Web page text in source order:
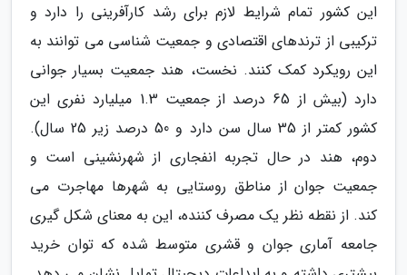
این کشور تمام شرایط لازم برای رشد کارآفرینی را دارد و
ترکیبی از ترندهای اقتصادی و جمعیت شناسی می توانند به
این رویکرد کمک کنند. نخست، هند جمعیت بسیار جوانی
دارد (بیش از 65 درصد از جمعیت 1.3 میلیارد نفری این
کشور کمتر از 35 سال سن دارد و 50 درصد زیر 25 سال).
دوم، هند در حال تجربه انفجاری از شهرنشینی است و
جمعیت جوان از مناطق روستایی به شهرها مهاجرت می
کند. از نقطه نظر یک مصرف کننده، این به معنای شکل گیری
جامعه آماری جوان و قشری متوسط شده که توان خرید